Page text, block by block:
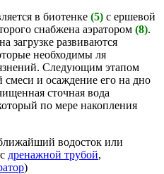
в биотенке (5) с ершевой
снабжена аэратором (8).
загрузке развиваются
необходимы ля
Следующим этапом
смеси и осаждение его на дно
сточная вода
по мере накопления
водосток или
дренажной трубой,
)